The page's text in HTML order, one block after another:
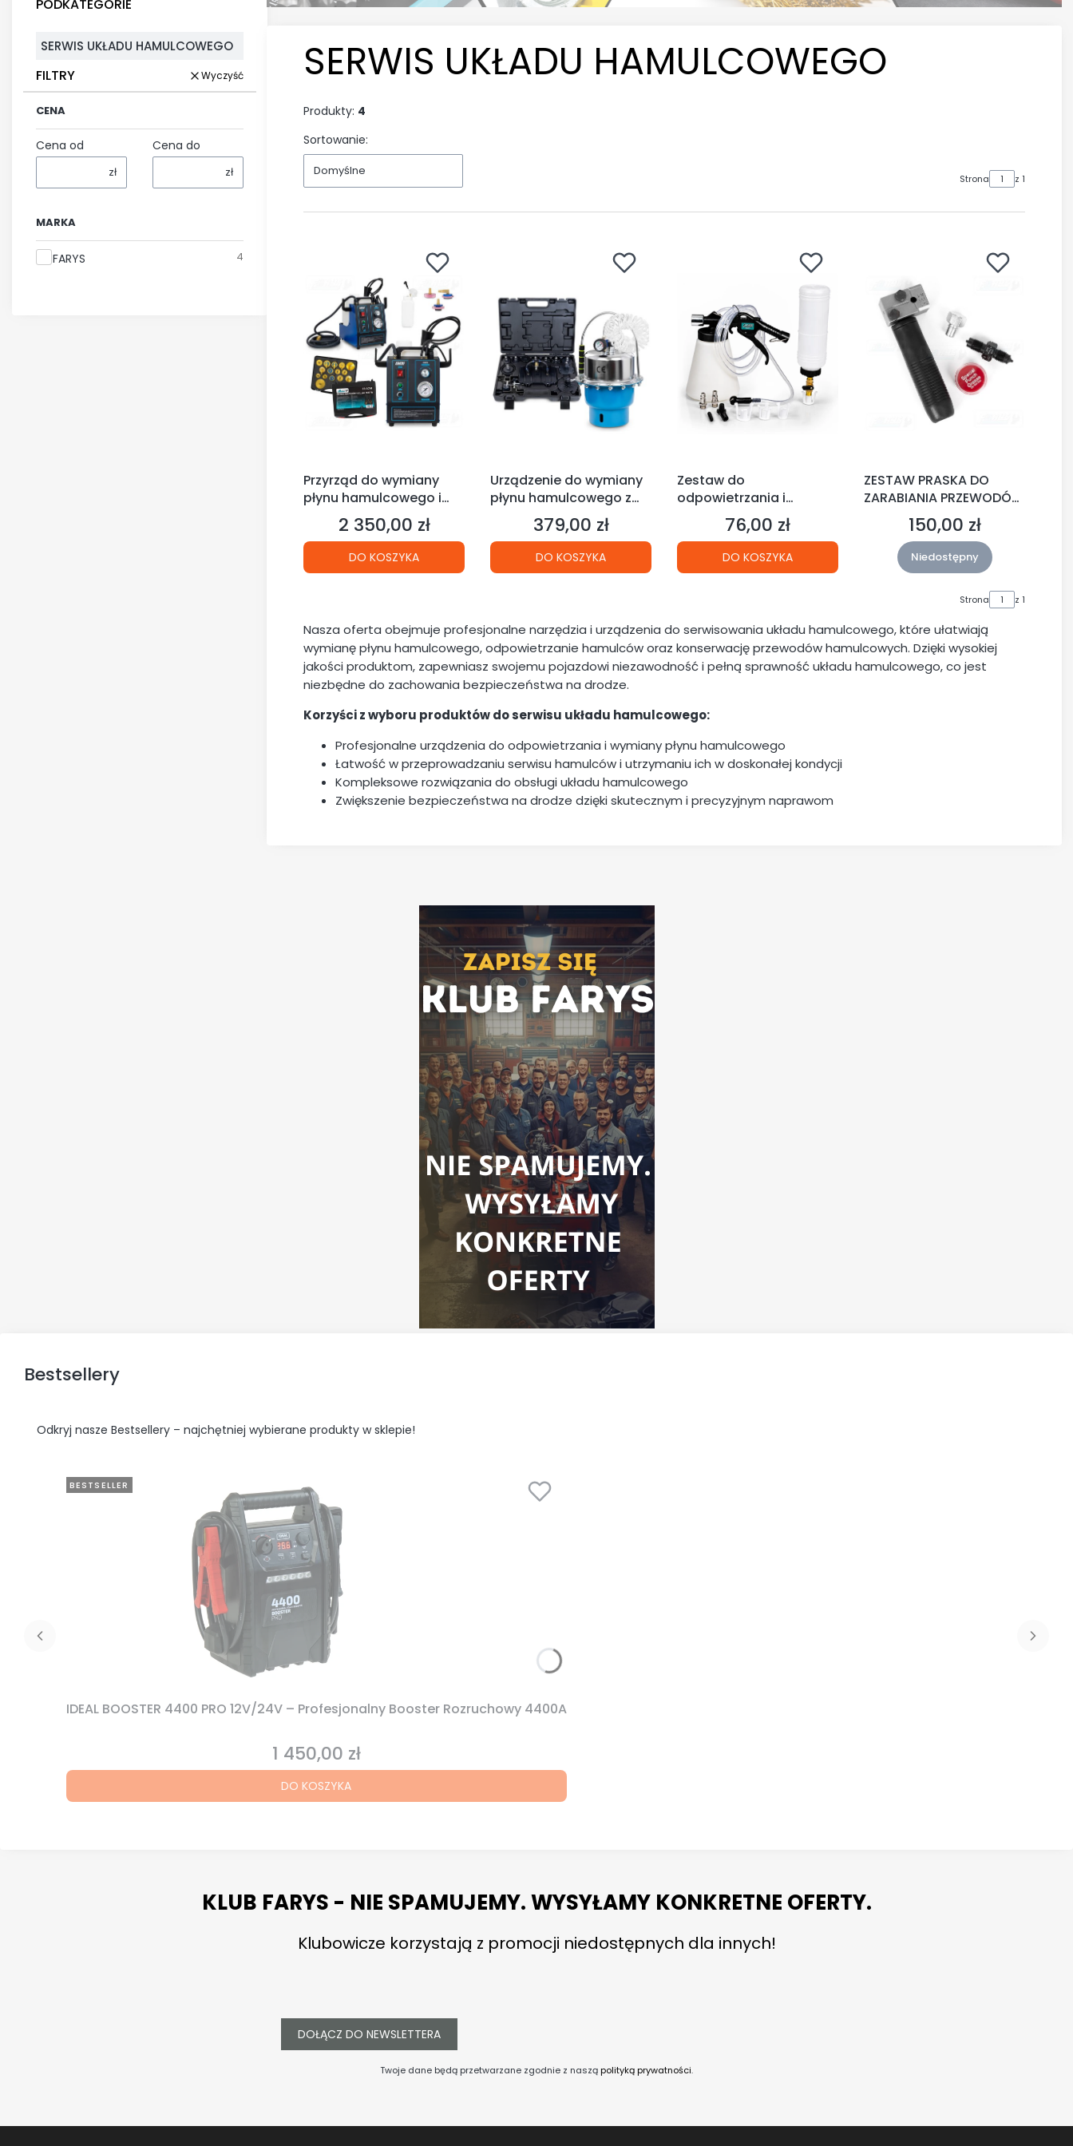
PODKATEGORIE
SERWIS UKŁADU HAMULCOWEGO
FILTRY Wyczyść
CENA
Cena od
zł
Cena do
zł
MARKA
Marka
FARYS 4
SERWIS UKŁADU HAMULCOWEGO
Produkty: 4
Sortowanie:
Domyślne
Strona z 1
Przyrząd do wymiany
płynu hamulcowego i
odpowietrzania
hamulców FR6073 + 16
adapterów FR6074
Cena
2 350,00 zł
DO KOSZYKA
Urządzenie do wymiany
płynu hamulcowego z
ADAPTERAMI FR6070
Cena
379,00 zł
DO KOSZYKA
Zestaw do
odpowietrzania i
wymiany płynu
hamulcowego FR6072
Cena
76,00 zł
DO KOSZYKA
ZESTAW PRASKA DO
ZARABIANIA PRZEWODÓW
KOŃCÓWEK
HAMULCOWYCH SAE
FR4166
Cena
150,00 zł
Niedostępny
Strona z 1
Nasza oferta obejmuje profesjonalne narzędzia i urządzenia do serwisowania układu hamulcowego, które ułatwiają
wymianę płynu hamulcowego, odpowietrzanie hamulców oraz konserwację przewodów hamulcowych. Dzięki wysokiej
jakości produktom, zapewniasz swojemu pojazdowi niezawodność i pełną sprawność układu hamulcowego, co jest
niezbędne do zachowania bezpieczeństwa na drodze.
Korzyści z wyboru produktów do serwisu układu hamulcowego:
Profesjonalne urządzenia do odpowietrzania i wymiany płynu hamulcowego
Łatwość w przeprowadzaniu serwisu hamulców i utrzymaniu ich w doskonałej kondycji
Kompleksowe rozwiązania do obsługi układu hamulcowego
Zwiększenie bezpieczeństwa na drodze dzięki skutecznym i precyzyjnym naprawom
Bestsellery
Odkryj nasze Bestsellery – najchętniej wybierane produkty w sklepie!
BESTSELLER
IDEAL BOOSTER 4400 PRO 12V/24V – Profesjonalny Booster Rozruchowy 4400A
Cena
1 450,00 zł
DO KOSZYKA
KLUB FARYS - NIE SPAMUJEMY. WYSYŁAMY KONKRETNE OFERTY.
Klubowicze korzystają z promocji niedostępnych dla innych!
DOŁĄCZ DO NEWSLETTERA
Twoje dane będą przetwarzane zgodnie z nasząpolityką prywatności.